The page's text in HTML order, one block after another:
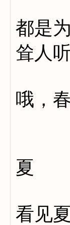
都是
耸人
哦，
夏
看见